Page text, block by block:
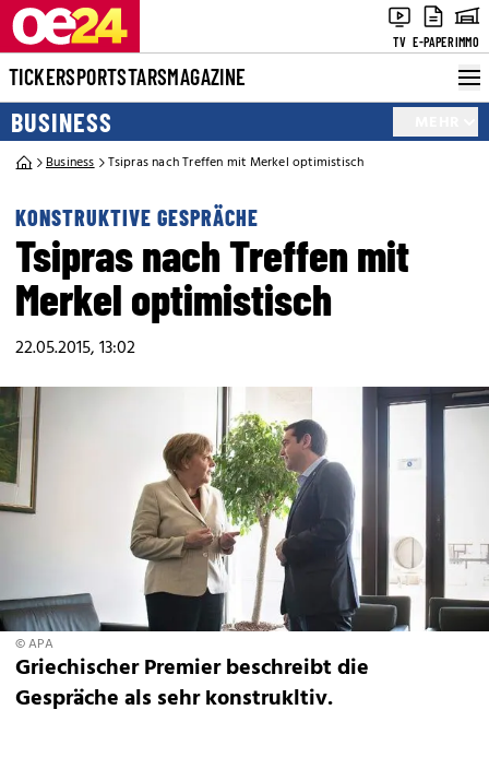
TV E-PAPERIMMO
TICKERSPORTSTARSMAGAZINE
BUSINESS
Business Tsipras nach Treffen mit Merkel optimistisch
KONSTRUKTIVE GESPRÄCHE
Tsipras nach Treffen mit
Merkel optimistisch
22.05.2015, 13:02
© APA
Griechischer Premier beschreibt die
Gespräche als sehr konstrukltiv.